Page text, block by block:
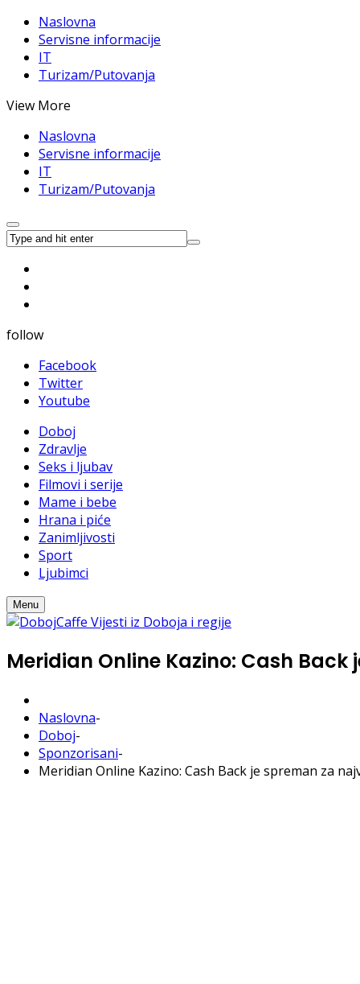
Naslovna
Servisne informacije
IT
Turizam/Putovanja
View More
Naslovna
Servisne informacije
IT
Turizam/Putovanja
follow
Facebook
Twitter
Youtube
Doboj
Zdravlje
Seks i ljubav
Filmovi i serije
Mame i bebe
Hrana i piće
Zanimljivosti
Sport
Ljubimci
Menu
Meridian Online Kazino: Cash
Naslovna-
Doboj-
Sponzorisani-
Meridian Online Kazino: Cash Back je spreman za